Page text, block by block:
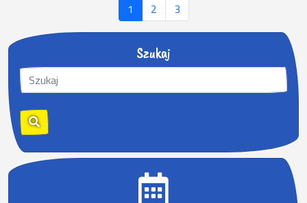
1
2 3
Szukaj
S
z
k
a
j
: